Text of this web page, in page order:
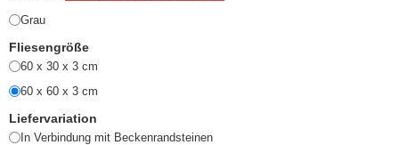
Grau
Fliesengröße
60 x 30 x 3 cm
60 x 60 x 3 cm
Liefervariation
In Verbindung mit Beckenrandsteinen